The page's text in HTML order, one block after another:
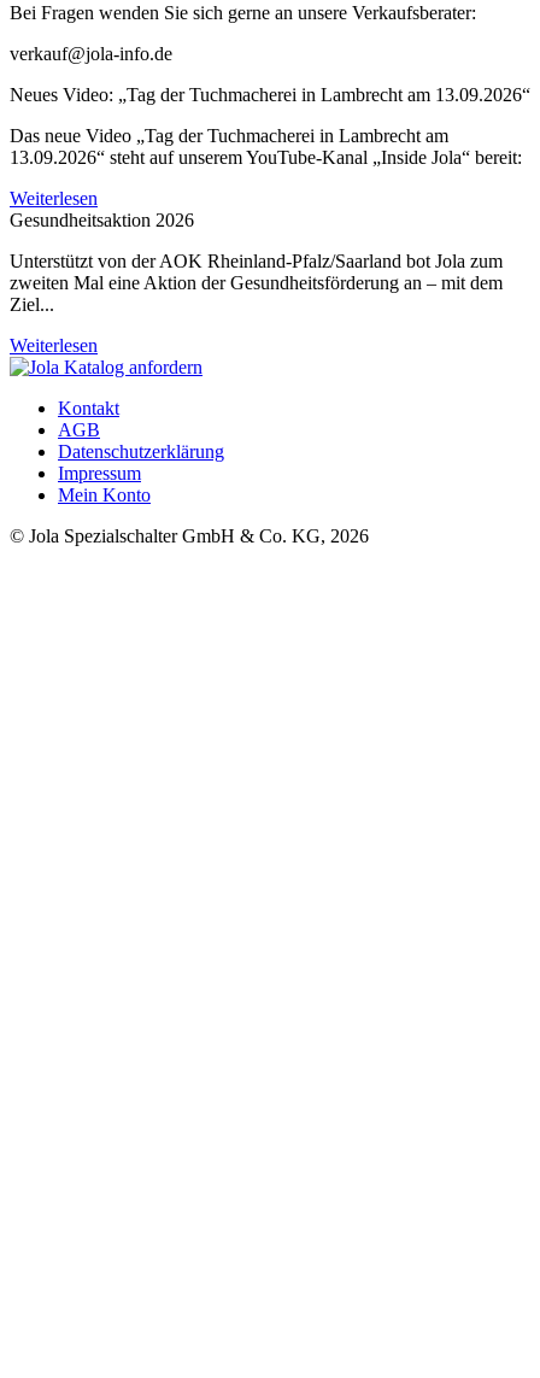
Bei Fragen wenden Sie sich gerne an unsere Verkaufsberater:
verkauf@jola-info.de
Neues Video: „Tag der Tuchmacherei in Lambrecht am 13.09.2026“
Das neue Video „Tag der Tuchmacherei in Lambrecht am
13.09.2026“ steht auf unserem YouTube-Kanal „Inside Jola“ bereit:
Weiterlesen
Gesundheitsaktion 2026
Unterstützt von der AOK Rheinland-Pfalz/Saarland bot Jola zum
zweiten Mal eine Aktion der Gesundheitsförderung an – mit dem
Ziel...
Weiterlesen
Kontakt
AGB
Datenschutzerklärung
Impressum
Mein Konto
© Jola Spezialschalter GmbH & Co. KG, 2026